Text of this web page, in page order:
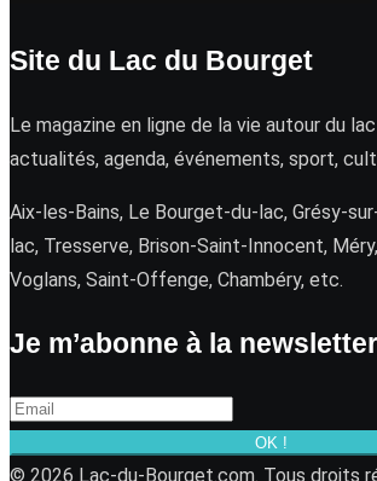
Site du Lac du Bourget
Le magazine en ligne de la vie autour du
actualités, agenda, événements, sport,
Aix-les-Bains, Le Bourget-du-lac, Grésy-
lac, Tresserve, Brison-Saint-Innocent,
Voglans, Saint-Offenge, Chambéry, etc.
Je m’abonne à la newsletter
OK !
© 2026 Lac-du-Bourget.com. Tous droits